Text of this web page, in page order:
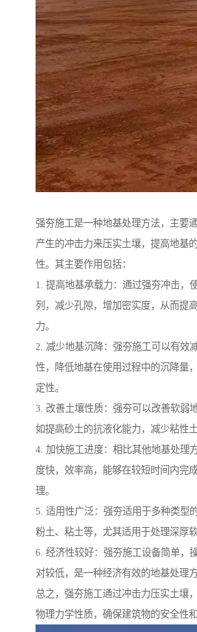
强夯施工是一种地基处理方法，主要
产生的冲击力来压实土壤，提高地基
性。其主要作用包括：
1. 提高地基承载力：通过强夯冲击，
列，减少孔隙，增加密实度，从而提
力。
2. 减少地基沉降：强夯施工可以有效
性，降低地基在使用过程中的沉降量
定性。
3. 改善土壤性质：强夯可以改善软弱
如提高砂土的抗液化能力，减少粘性
4. 加快施工进度：相比其他地基处理
度快，效率高，能够在较短时间内完
理。
5. 适用性广泛：强夯适用于多种类型
粉土、粘土等，尤其适用于处理深厚软
6. 经济性较好：强夯施工设备简单，
对较低，是一种经济有效的地基处理方
总之，强夯施工通过冲击力压实土壤
物理力学性质，确保建筑物的安全性和